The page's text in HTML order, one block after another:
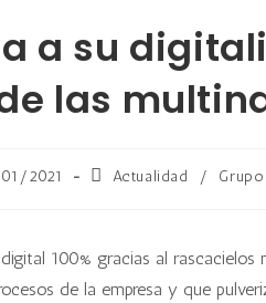
a su
las
2021 Actualidad /
digital 100% gracias al
de la empresa y que